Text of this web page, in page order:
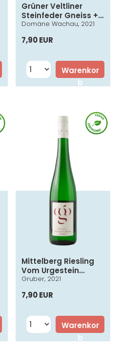
Grüner Veltliner
Steinfeder Gneiss +
Löss
Domäne Wachau, 2021
7,90 EUR
Warenkor
b
Mittelberg Riesling
Vom Urgestein
Kamptal DAC
Gruber, 2021
7,90 EUR
Warenkor
b